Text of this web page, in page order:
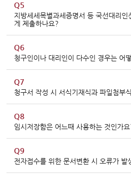
Q5
지방세세목별과세증명서 등 국선대리
게 제출하나요?
Q6
청구인이나 대리인이 다수인 경우는 어
Q7
청구서 작성 시 서식기재식과 파일첨부
Q8
임시저장함은 어느때 사용하는 것인가
Q9
전자접수를 위한 문서변환 시 오류가 발